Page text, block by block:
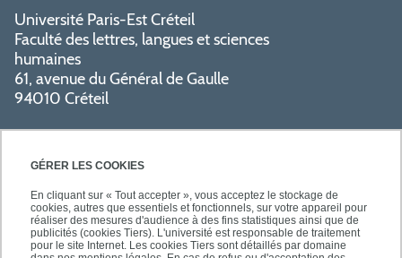
GÉRER LES COOKIES
En cliquant sur « Tout accepter », vous acceptez le stockage de
cookies, autres que essentiels et fonctionnels, sur votre appareil pour
réaliser des mesures d'audience à des fins statistiques ainsi que de
publicités (cookies Tiers). L'université est responsable de traitement
pour le site Internet. Les cookies Tiers sont détaillés par domaine
Université Paris-Est Créteil
Faculté des lettres, langues et sciences
humaines
61, avenue du Général de Gaulle
94010 Créteil
PRATIQUE